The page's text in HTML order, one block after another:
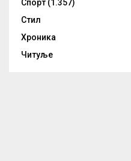
Спорт (1.357)
Стил
Хроника
Читуље